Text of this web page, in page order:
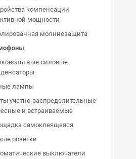
компенсации
мощности
молниезащита
силовые
лампы
учетно-распределительные
и встраиваемые
самоклеящаяся
розетки
выключатели